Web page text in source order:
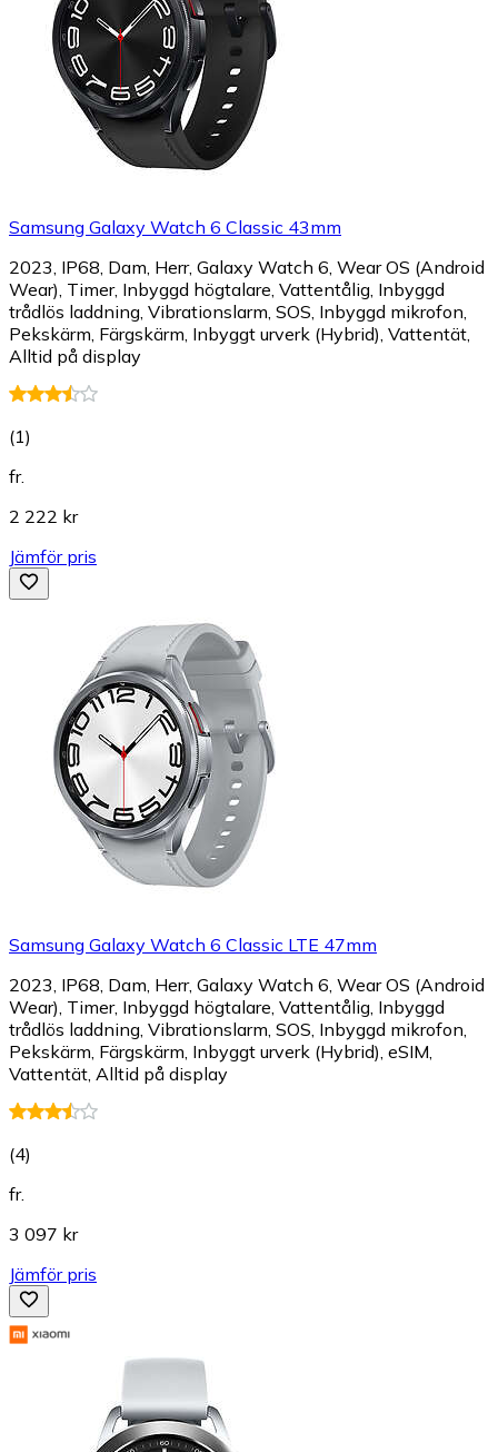
Samsung Galaxy Watch 6 Classic 43mm
2023, IP68, Dam, Herr, Galaxy Watch 6, Wear OS (Android
Wear), Timer, Inbyggd högtalare, Vattentålig, Inbyggd
trådlös laddning, Vibrationslarm, SOS, Inbyggd mikrofon,
Pekskärm, Färgskärm, Inbyggt urverk (Hybrid), Vattentät,
Alltid på display
(1)
fr.
2 222 kr
Jämför pris
Samsung Galaxy Watch 6 Classic LTE 47mm
2023, IP68, Dam, Herr, Galaxy Watch 6, Wear OS (Android
Wear), Timer, Inbyggd högtalare, Vattentålig, Inbyggd
trådlös laddning, Vibrationslarm, SOS, Inbyggd mikrofon,
Pekskärm, Färgskärm, Inbyggt urverk (Hybrid), eSIM,
Vattentät, Alltid på display
(4)
fr.
3 097 kr
Jämför pris